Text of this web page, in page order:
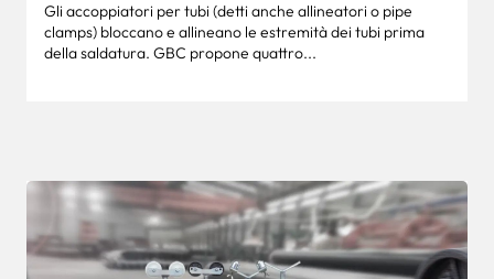
Gli accoppiatori per tubi (detti anche allineatori o pipe
clamps) bloccano e allineano le estremità dei tubi prima
della saldatura. GBC propone quattro...